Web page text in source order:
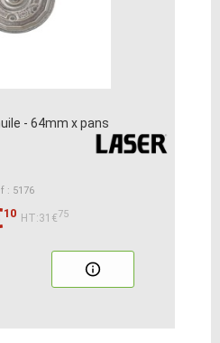
- 64mm x pans
: 5176
10 HT:31€75